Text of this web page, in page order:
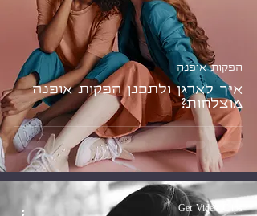
איך לארגן ולתכנן הפקות אופנה
מוצלחות?
הפקות אופנה
Get Video Clips